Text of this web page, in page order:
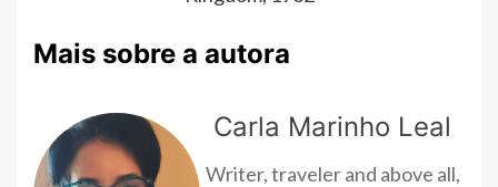
Mais sobre a autora
Carla Marinho Leal
Writer, traveler and above all,